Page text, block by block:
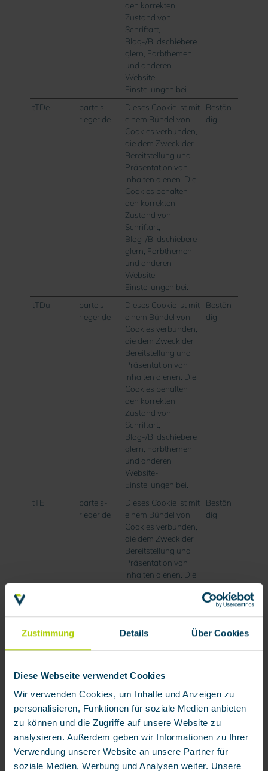
Zustimmung Details Über Cookies
Diese Webseite verwendet Cookies
Wir verwenden Cookies, um Inhalte und Anzeigen zu
personalisieren, Funktionen für soziale Medien anbieten
zu können und die Zugriffe auf unsere Website zu
analysieren. Außerdem geben wir Informationen zu Ihrer
Verwendung unserer Website an unsere Partner für
soziale Medien, Werbung und Analysen weiter. Unsere
den korrekten
Zustand von
Schriftart,
Blog-/Bildschiebere
glern, Farbthemen
und anderen
Website-
Einstellungen bei.
tTDe
bartels-
rieger.de
Dieses Cookie ist mit
einem Bündel von
Cookies verbunden,
die dem Zweck der
Bereitstellung und
Präsentation von
Inhalten dienen. Die
Cookies behalten
den korrekten
Zustand von
Schriftart,
Blog-/Bildschiebere
glern, Farbthemen
und anderen
Website-
Einstellungen bei.
Bestän
dig
tTDu
bartels-
rieger.de
Dieses Cookie ist mit
einem Bündel von
Cookies verbunden,
die dem Zweck der
Bereitstellung und
Präsentation von
Inhalten dienen. Die
Cookies behalten
den korrekten
Zustand von
Schriftart,
Blog-/Bildschiebere
glern, Farbthemen
und anderen
Website-
Einstellungen bei.
Bestän
dig
tTE
bartels-
rieger.de
Dieses Cookie ist mit
einem Bündel von
Cookies verbunden,
die dem Zweck der
Bereitstellung und
Präsentation von
Inhalten dienen. Die
Cookies behalten
Blog-/Bildschiebere
Website-
Einstellungen bei.
Bestän
dig
tTf
bartels-
rieger.de
Dieses Cookie ist mit
einem Bündel von
Cookies verbunden,
die dem Zweck der
Bereitstellung und
Bestän
dig